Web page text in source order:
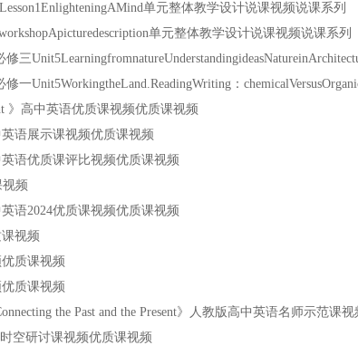
单元整体教学设计说课视频说课系列
单元整体教学设计说课视频说课系列
Unit5WorkingtheLand.ReadingWriting：
》高中英语优质课视频优质课视频
英语展示课视频优质课视频
英语优质课评比视频优质课视频
频
语2024优质课视频优质课视频
视频
质课视频
质课视频
the Past and the Present》人教版高中英语名师示范课
空研讨课视频优质课视频